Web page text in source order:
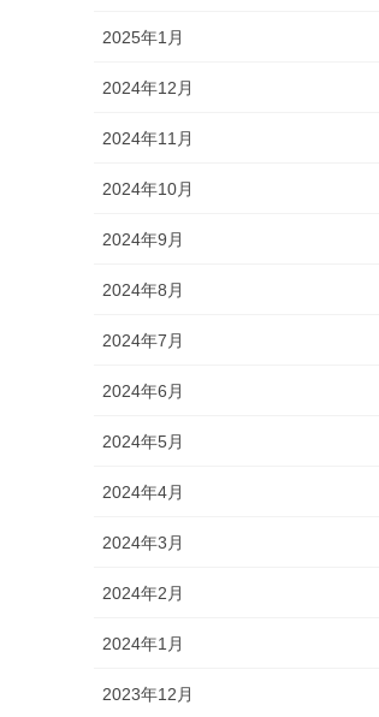
2025年1月
2024年12月
2024年11月
2024年10月
2024年9月
2024年8月
2024年7月
2024年6月
2024年5月
2024年4月
2024年3月
2024年2月
2024年1月
2023年12月